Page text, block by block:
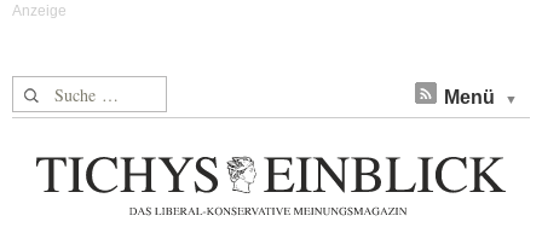
Suche nach: Menü